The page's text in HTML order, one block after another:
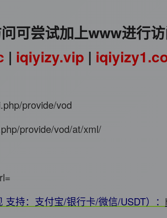
问可尝试加上www进行访
| iqiyizy.vip |
provide/vod
provide/vod/at/xml/
持：支付宝/银行卡/微信/USDT）：